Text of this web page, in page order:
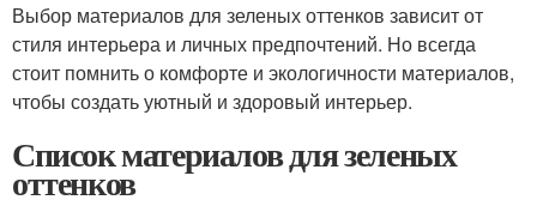
Выбор материалов для зеленых оттенков зависит от
стиля интерьера и личных предпочтений. Но всегда
стоит помнить о комфорте и экологичности материалов,
чтобы создать уютный и здоровый интерьер.
Список материалов для зеленых
оттенков